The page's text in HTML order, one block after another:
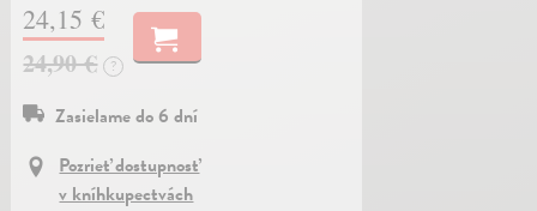
24,15 €
24,90 €
?
Zasielame do 6 dní
Pozrieť dostupnosť
v kníhkupectvách